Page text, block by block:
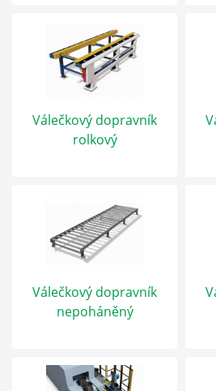
Válečkový dopravník
rolkový
Válečkový dopravník
nepoháněný